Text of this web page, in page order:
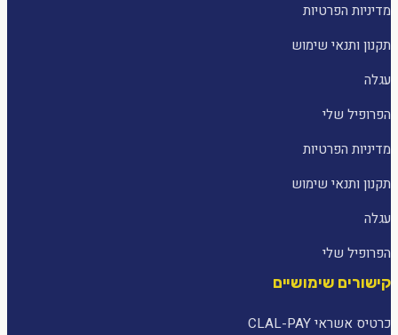
מדיניות הפרטיות
תקנון ותנאי שימוש
עגלה
הפרופיל שלי
מדיניות הפרטיות
תקנון ותנאי שימוש
עגלה
הפרופיל שלי
קישורים שימושיים
כרטיס אשראי CLAL-PAY